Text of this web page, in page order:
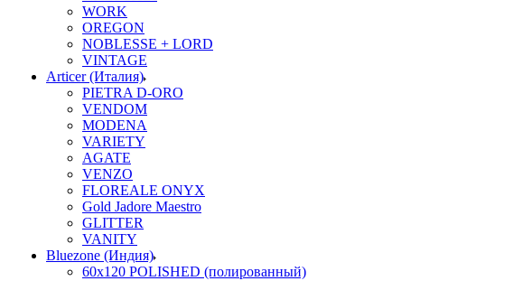
WORK
OREGON
NOBLESSE + LORD
VINTAGE
Articer (Италия)
PIETRA D-ORO
VENDOM
MODENA
VARIETY
AGATE
VENZO
FLOREALE ONYX
Gold Jadore Maestro
GLITTER
VANITY
Bluezone (Индия)
60х120 POLISHED (полированный)